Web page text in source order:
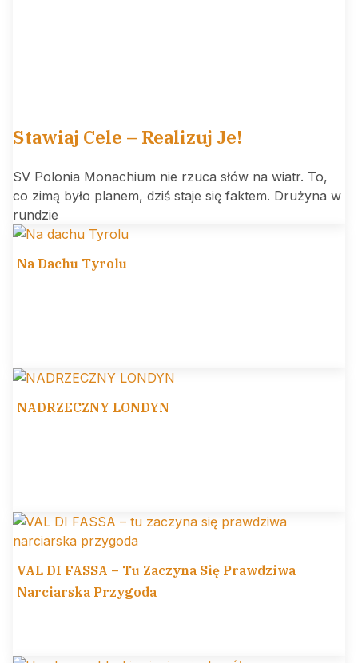
Stawiaj Cele – Realizuj Je!
SV Polonia Monachium nie rzuca słów na wiatr. To,
co zimą było planem, dziś staje się faktem. Drużyna w
rundzie
Na Dachu Tyrolu
NADRZECZNY LONDYN
VAL DI FASSA – Tu Zaczyna Się Prawdziwa
Narciarska Przygoda